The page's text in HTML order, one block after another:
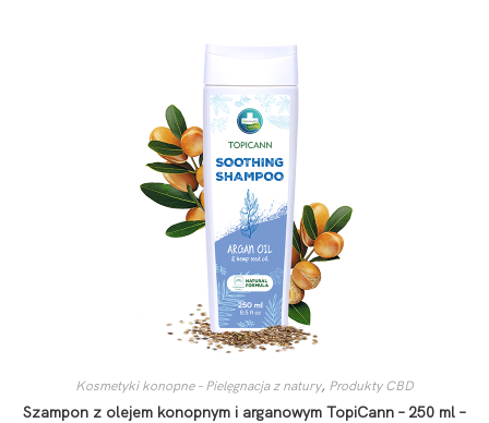
Kosmetyki konopne – Pielęgnacja z natury, Produkty CBD
Szampon z olejem konopnym i arganowym TopiCann – 250 ml –